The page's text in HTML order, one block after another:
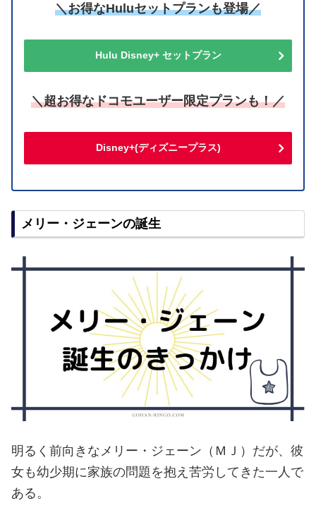
＼お得なHuluセットプランも登場／
Hulu Disney+ セットプラン
＼超お得なドコモユーザー限定プランも！／
Disney+(ディズニープラス)
メリー・ジェーンの誕生
明るく前向きなメリー・ジェーン（ＭＪ）だが、彼
女も幼少期に家族の問題を抱え苦労してきた一人で
ある。